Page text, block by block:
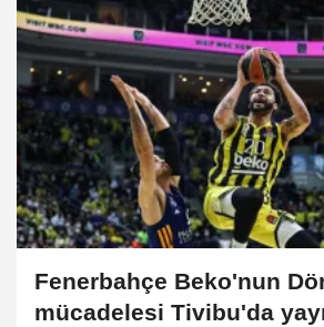
Fenerbahçe Beko'nun
mücadelesi Tivibu'da